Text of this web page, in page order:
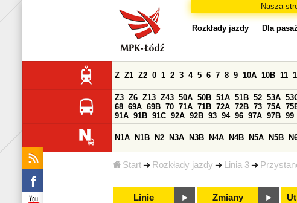
Nasza
Start Rozkłady jazdy Linia 3
Rozkłady jazdy Dla
Z Z1 Z2 0 1 2 3 4 5 6 7 8 9 10A 10B 11
Z3 Z6 Z13 Z43 50A 50B 51A 51B 52 53A
68 69A 69B 70 71A 71B 72A 72B 73 75A
91A 91B 91C 92A 92B 93 94 96 97A 97B 99
N1A N1B N2 N3A N3B N4A N4B N5A N5B
Linie Zmiany